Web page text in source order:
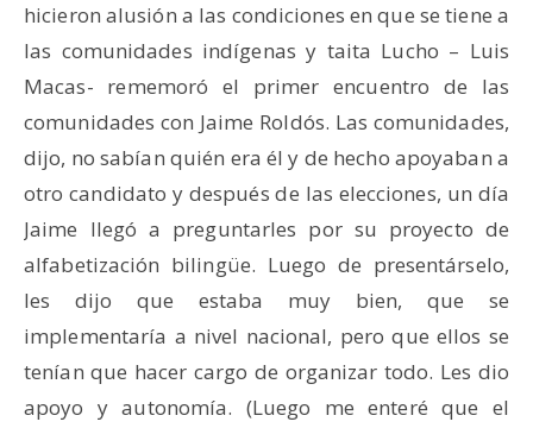
hicieron alusión a las condiciones en que se tiene a
las comunidades indígenas y taita Lucho – Luis
Macas- rememoró el primer encuentro de las
comunidades con Jaime Roldós. Las comunidades,
dijo, no sabían quién era él y de hecho apoyaban a
otro candidato y después de las elecciones, un día
Jaime llegó a preguntarles por su proyecto de
alfabetización bilingüe. Luego de presentárselo,
les dijo que estaba muy bien, que se
implementaría a nivel nacional, pero que ellos se
tenían que hacer cargo de organizar todo. Les dio
apoyo y autonomía. (Luego me enteré que el